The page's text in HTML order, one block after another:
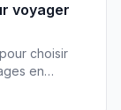
voyager
choisir
en
ligne,